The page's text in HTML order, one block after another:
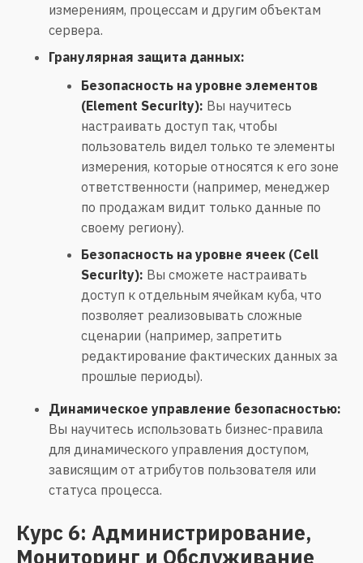
измерениям, процессам и другим объектам
сервера.
Гранулярная защита данных:
Безопасность на уровне элементов
(Element Security): Вы научитесь
настраивать доступ так, чтобы
пользователь видел только те элементы
измерения, которые относятся к его зоне
ответственности (например, менеджер
по продажам видит только данные по
своему региону).
Безопасность на уровне ячеек (Cell
Security): Вы сможете настраивать
доступ к отдельным ячейкам куба, что
позволяет реализовывать сложные
сценарии (например, запретить
редактирование фактических данных за
прошлые периоды).
Динамическое управление безопасностью:
Вы научитесь использовать бизнес-правила
для динамического управления доступом,
зависящим от атрибутов пользователя или
статуса процесса.
Курс 6: Администрирование,
Мониторинг и Обслуживание